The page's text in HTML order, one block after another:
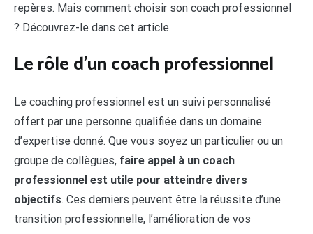
repères. Mais comment choisir son coach professionnel
? Découvrez-le dans cet article.
Le rôle d’un coach professionnel
Le coaching professionnel est un suivi personnalisé
offert par une personne qualifiée dans un domaine
d’expertise donné. Que vous soyez un particulier ou un
groupe de collègues, faire appel à un coach
professionnel est utile pour atteindre divers
objectifs. Ces derniers peuvent être la réussite d’une
transition professionnelle, l’amélioration de vos